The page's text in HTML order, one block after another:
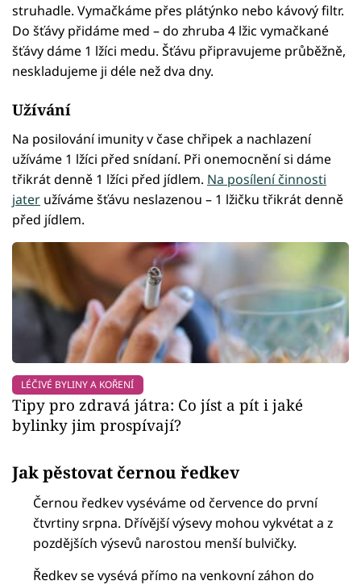
struhadle. Vymačkáme přes plátýnko nebo kávový filtr.
Do šťávy přidáme med – do zhruba 4 lžic vymačkané
šťávy dáme 1 lžíci medu. Šťávu připravujeme průběžně,
neskladujeme ji déle než dva dny.
Užívání
Na posilování imunity v čase chřipek a nachlazení
užíváme 1 lžíci před snídaní. Při onemocnění si dáme
třikrát denně 1 lžíci před jídlem. Na posílení činnosti
jater užíváme šťávu neslazenou – 1 lžičku třikrát denně
před jídlem.
LÉČIVÉ BYLINY A KOŘENÍ
Tipy pro zdravá játra: Co jíst a pít i jaké
bylinky jim prospívají?
Jak pěstovat černou ředkev
Černou ředkev vyséváme od července do první
čtvrtiny srpna. Dřívější výsevy mohou vykvétat a z
pozdějších výsevů narostou menší bulvičky.
Ředkev se vysévá přímo na venkovní záhon do